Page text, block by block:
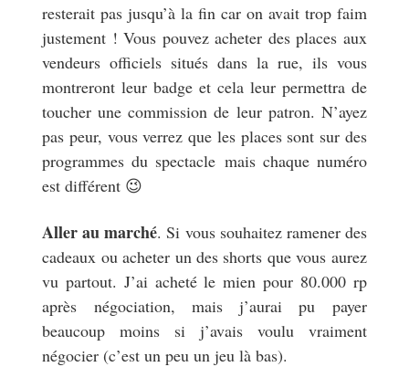
resterait pas jusqu’à la fin car on avait trop faim
justement ! Vous pouvez acheter des places aux
vendeurs officiels situés dans la rue, ils vous
montreront leur badge et cela leur permettra de
toucher une commission de leur patron. N’ayez
pas peur, vous verrez que les places sont sur des
programmes du spectacle mais chaque numéro
est différent 😉
Aller au marché. Si vous souhaitez ramener des
cadeaux ou acheter un des shorts que vous aurez
vu partout. J’ai acheté le mien pour 80.000 rp
après négociation, mais j’aurai pu payer
beaucoup moins si j’avais voulu vraiment
négocier (c’est un peu un jeu là bas).